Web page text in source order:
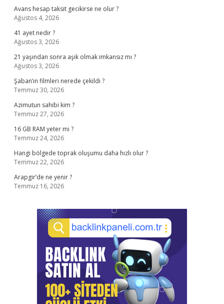
Avans hesap taksit gecikirse ne olur ?
Ağustos 4, 2026
41 ayet nedir ?
Ağustos 3, 2026
21 yaşından sonra aşık olmak imkansız mı ?
Ağustos 3, 2026
Şaban’ın filmleri nerede çekildi ?
Temmuz 30, 2026
Azimutun sahibi kim ?
Temmuz 27, 2026
16 GB RAM yeter mi ?
Temmuz 24, 2026
Hangi bölgede toprak oluşumu daha hızlı olur ?
Temmuz 22, 2026
Arapgir’de ne yenir ?
Temmuz 16, 2026